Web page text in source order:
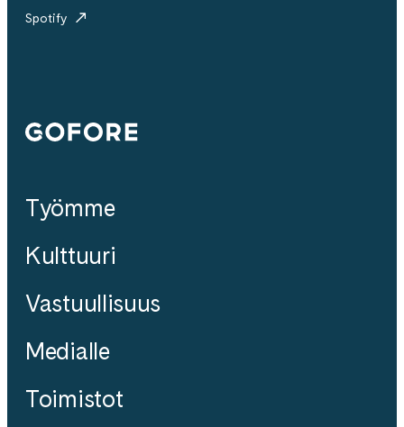
Spotify
Gofore
Työmme
Kulttuuri
Vastuullisuus
Medialle
Toimistot